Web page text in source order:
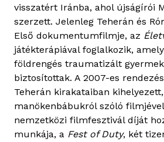
visszatért Iránba, ahol újságírói
szerzett. Jelenleg Teherán és
Első dokumentumfilmje, az
játékterápiával foglalkozik,
földrengés traumatizált
biztosítottak. A 2007-es
Teherán kirakataiban
manökenbábukról szóló
nemzetközi filmfesztivál díját
munkája, a Fest of Duty, két